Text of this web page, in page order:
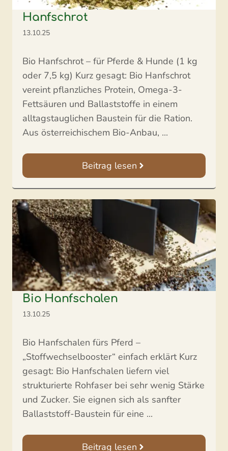
Hanfschrot
13.10.25
Bio Hanfschrot – für Pferde & Hunde (1 kg
oder 7,5 kg) Kurz gesagt: Bio Hanfschrot
vereint pflanzliches Protein, Omega-3-
Fettsäuren und Ballaststoffe in einem
alltagstauglichen Baustein für die Ration.
Aus österreichischem Bio-Anbau, ...
Beitrag lesen
Bio Hanfschalen
13.10.25
Bio Hanfschalen fürs Pferd –
„Stoffwechselbooster“ einfach erklärt Kurz
gesagt: Bio Hanfschalen liefern viel
strukturierte Rohfaser bei sehr wenig Stärke
und Zucker. Sie eignen sich als sanfter
Ballaststoff-Baustein für eine ...
Beitrag lesen